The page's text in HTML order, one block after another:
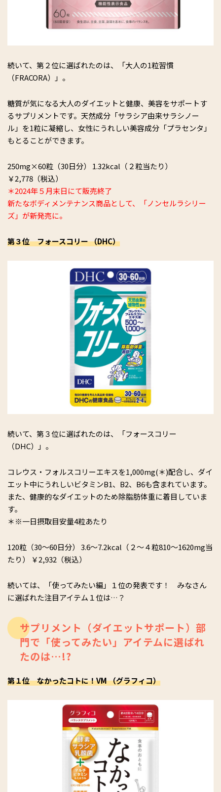
続いて、第２位に選ばれたのは、「大人の1粒習慣
（FRACORA）」。
糖質が気になる大人のダイエットと健康、美容をサポートす
るサプリメントです。天然成分「サラシア由来サラシノー
ル」を1粒に凝縮し、女性にうれしい美容成分「プラセンタ」
もとることができます。
250mg×60粒（30日分） 1.32kcal（２粒当たり）
￥2,778（税込）
＊2024年５月末日にて販売終了
新たなボディメンテナンス商品として、「ノンセルラシリー
ズ」が新発売に。
第３位 フォースコリー （DHC）
続いて、第３位に選ばれたのは、「フォースコリー
（DHC）」。
コレウス・フォルスコリーエキスを1,000mg(＊)配合し、ダイ
エット中にうれしいビタミンB1、B2、B6も含まれています。
また、健康的なダイエットのため除脂肪体重に着目していま
す。
＊※一日摂取目安量4粒あたり
120粒（30～60日分） 3.6～7.2kcal（２～４粒810～1620mg当
たり） ￥2,932（税込）
続いては、「使ってみたい編」１位の発表です！ みなさん
に選ばれた注目アイテム１位は…？
サプリメント（ダイエットサポート）部
門で「使ってみたい」アイテムに選ばれ
たのは…!?
第１位 なかったコトに！VM （グラフィコ）